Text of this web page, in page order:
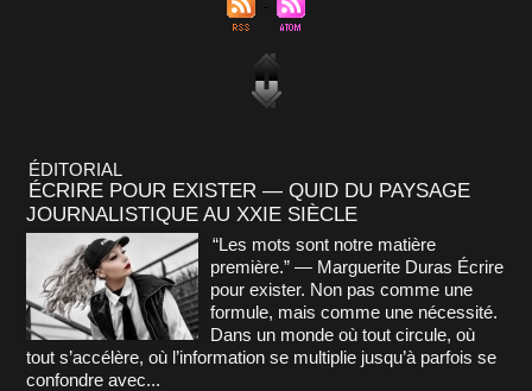
ÉDITORIAL
ÉCRIRE POUR EXISTER — QUID DU PAYSAGE
JOURNALISTIQUE AU XXIE SIÈCLE
“Les mots sont notre matière
première.” — Marguerite Duras Écrire
pour exister. Non pas comme une
formule, mais comme une nécessité.
Dans un monde où tout circule, où
tout s’accélère, où l’information se multiplie jusqu’à parfois se
confondre avec...